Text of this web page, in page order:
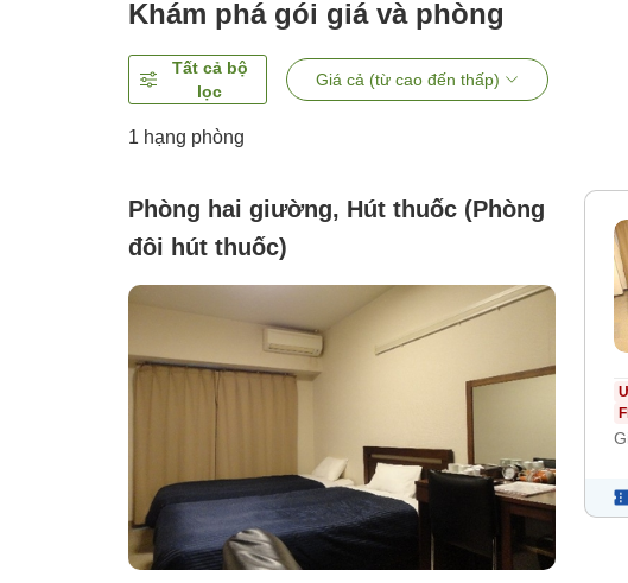
Khám phá gói giá và phòng
Tất cả bộ
lọc
Giá cả (từ cao đến thấp)
1 hạng phòng
Phòng hai giường, Hút thuốc (Phòng
đôi hút thuốc)